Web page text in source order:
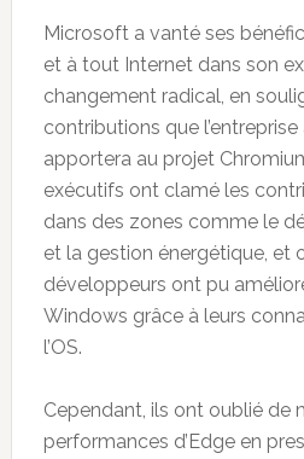
Microsoft a vanté ses
et à tout Internet dans son
changement radical, en
contributions que
apportera au projet
exécutifs ont clamé les
dans des zones comme le
et la gestion énergétique, et
développeurs ont pu
Windows grâce à leurs
l’OS.
Cependant, ils ont oublié de
performances d’Edge en